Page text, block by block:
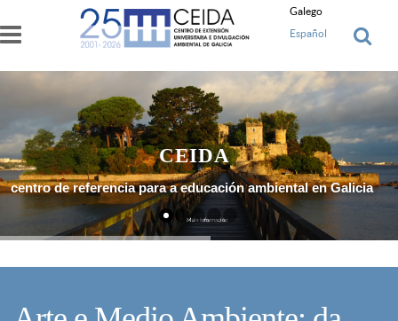
Ir o contido principal
Galego
Español
centro de referencia para a educación ambiental en Galicia
Máis Información
CEIDA